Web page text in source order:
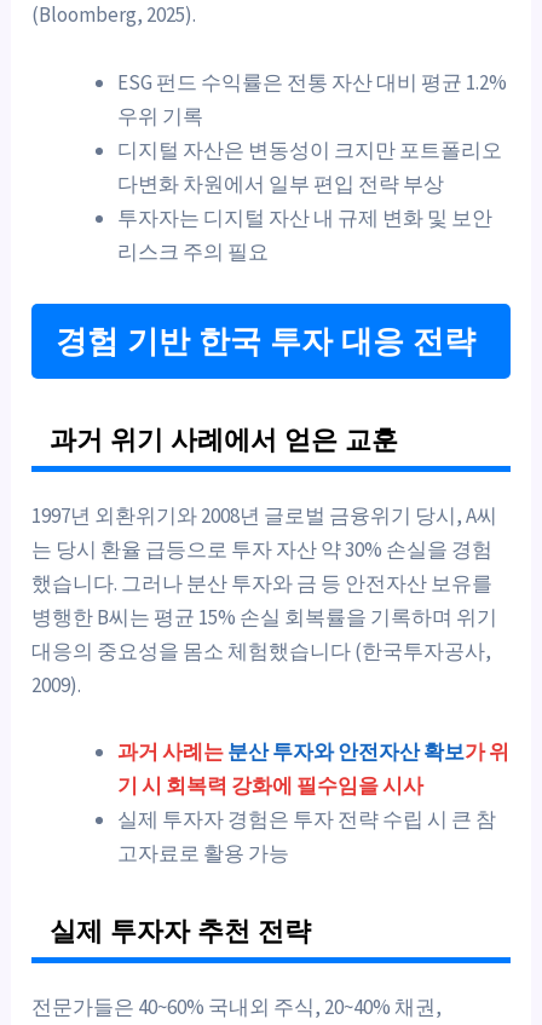
(Bloomberg, 2025).
ESG 펀드 수익률은 전통 자산 대비 평균 1.2%
우위 기록
디지털 자산은 변동성이 크지만 포트폴리오
다변화 차원에서 일부 편입 전략 부상
투자자는 디지털 자산 내 규제 변화 및 보안
리스크 주의 필요
경험 기반 한국 투자 대응 전략
과거 위기 사례에서 얻은 교훈
1997년 외환위기와 2008년 글로벌 금융위기 당시, A씨
는 당시 환율 급등으로 투자 자산 약 30% 손실을 경험
했습니다. 그러나 분산 투자와 금 등 안전자산 보유를
병행한 B씨는 평균 15% 손실 회복률을 기록하며 위기
대응의 중요성을 몸소 체험했습니다 (한국투자공사,
2009).
과거 사례는분산 투자와 안전자산 확보가 위
기 시 회복력 강화에 필수임을 시사
실제 투자자 경험은 투자 전략 수립 시 큰 참
고자료로 활용 가능
실제 투자자 추천 전략
전문가들은 40~60% 국내외 주식, 20~40% 채권,